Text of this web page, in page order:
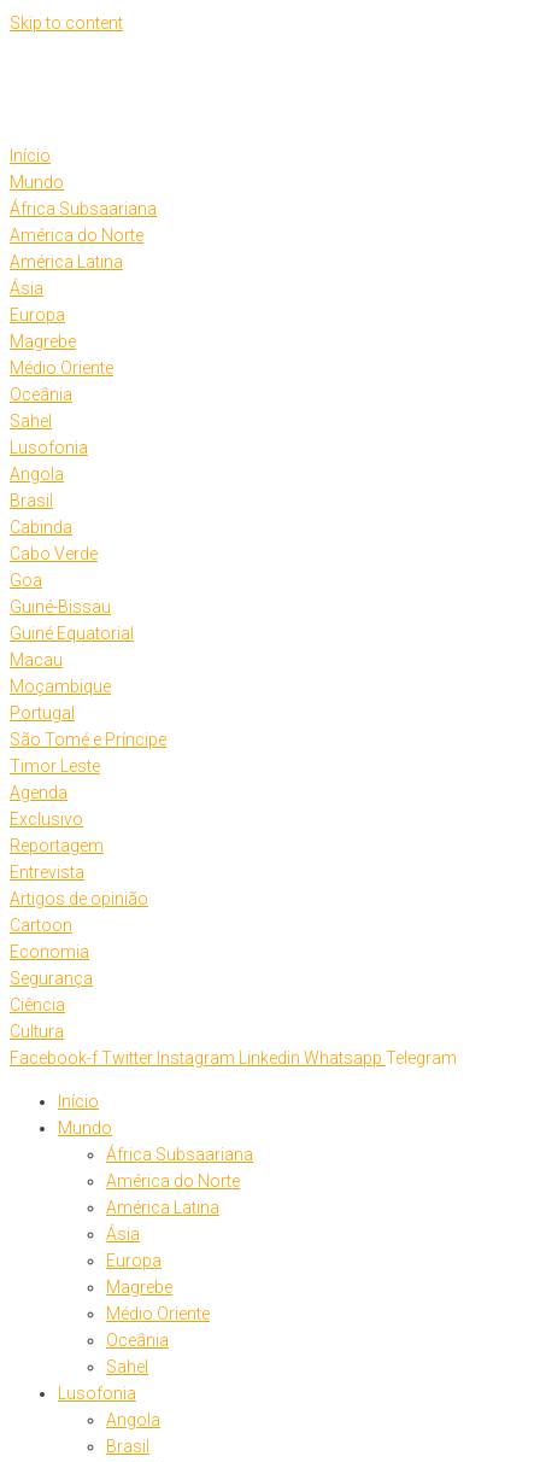
Skip to content
Início
Mundo
África Subsaariana
América do Norte
América Latina
Ásia
Europa
Magrebe
Médio Oriente
Oceânia
Sahel
Lusofonia
Angola
Brasil
Cabinda
Cabo Verde
Goa
Guiné-Bissau
Guiné Equatorial
Macau
Moçambique
Portugal
São Tomé e Príncipe
Timor Leste
Agenda
Exclusivo
Reportagem
Entrevista
Artigos de opinião
Cartoon
Economia
Segurança
Ciência
Cultura
Facebook-fTwitter Instagram Linkedin Whatsapp Telegram
Início
Mundo
África Subsaariana
América do Norte
América Latina
Ásia
Europa
Magrebe
Médio Oriente
Oceânia
Sahel
Lusofonia
Angola
Brasil